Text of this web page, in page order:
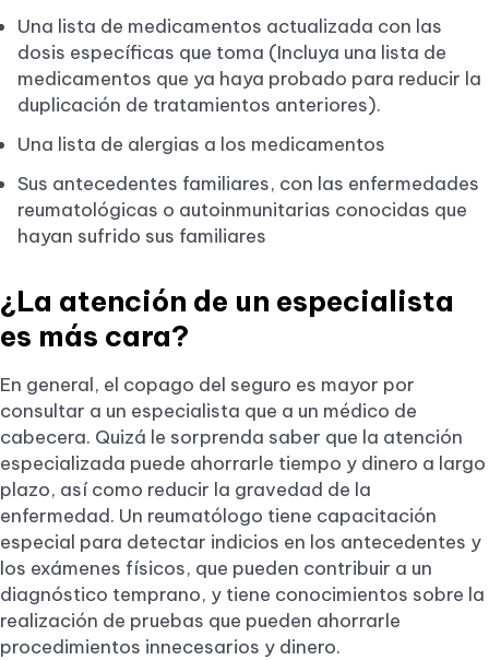
Una lista de medicamentos actualizada con las
dosis específicas que toma (Incluya una lista de
medicamentos que ya haya probado para reducir la
duplicación de tratamientos anteriores).
Una lista de alergias a los medicamentos
Sus antecedentes familiares, con las enfermedades
reumatológicas o autoinmunitarias conocidas que
hayan sufrido sus familiares
¿La atención de un especialista
es más cara?
En general, el copago del seguro es mayor por
consultar a un especialista que a un médico de
cabecera. Quizá le sorprenda saber que la atención
especializada puede ahorrarle tiempo y dinero a largo
plazo, así como reducir la gravedad de la
enfermedad. Un reumatólogo tiene capacitación
especial para detectar indicios en los antecedentes y
los exámenes físicos, que pueden contribuir a un
diagnóstico temprano, y tiene conocimientos sobre la
realización de pruebas que pueden ahorrarle
procedimientos innecesarios y dinero.